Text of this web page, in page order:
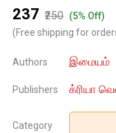
₹237 ₹250 (5% Off)
(Free shipping for
Authors இமையம்
Publishers க்ரியா
Category